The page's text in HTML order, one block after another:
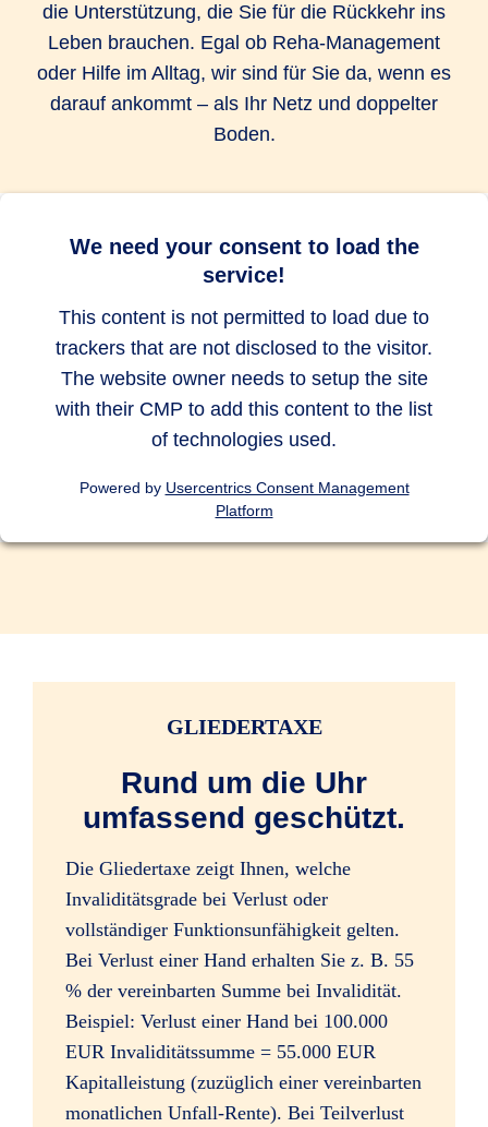
bis zu 25.000
EUR
bis zu 25.000
EUR
bis zu 25.000
EUR
Umbaukosten
bis zu 500
Auslandsreise Assistance
und/oder Ehe-/Lebenspartner
Infektionen durch Zeckenstiche
alle Impfschäden
Bewusstseinsstörungen durch
Alkoholeinfluss (beim Lenken von Kfz
bis 1,5 Promille)
die Unterstützung, die Sie für die Rückkehr ins
Leben brauchen. Egal ob Reha-Management
oder Hilfe im Alltag, wir sind für Sie da, wenn es
darauf ankommt – als Ihr Netz und doppelter
Boden.
We need your consent to load the
service!
This content is not permitted to load due to
trackers that are not disclosed to the visitor.
The website owner needs to setup the site
with their CMP to add this content to the list
of technologies used.
Powered by Usercentrics Consent Management
Platform
GLIEDERTAXE
Rund um die Uhr
umfassend geschützt.
Die Gliedertaxe zeigt Ihnen, welche
Invaliditätsgrade bei Verlust oder
vollständiger Funktionsunfähigkeit gelten.
Bei Verlust einer Hand erhalten Sie z. B. 55
% der vereinbarten Summe bei Invalidität.
Beispiel: Verlust einer Hand bei 100.000
EUR Invaliditätssumme = 55.000 EUR
Kapitalleistung (zuzüglich einer vereinbarten
monatlichen Unfall-Rente). Bei Teilverlust